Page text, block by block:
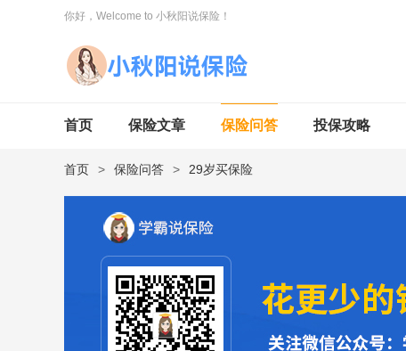
你好，Welcome to 小秋阳说保险！
首页 保险文章 保险问答 投保攻略
首页 > 保险问答 > 29岁买保险